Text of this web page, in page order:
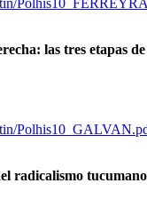
las tres etapas
radicalismo